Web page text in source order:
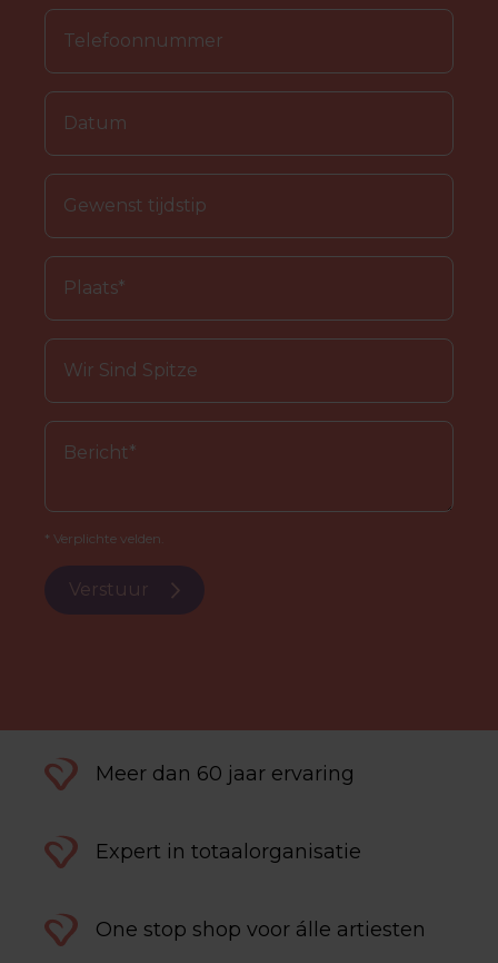
* Verplichte velden.
Verstuur
Meer dan 60 jaar ervaring
Expert in totaalorganisatie
One stop shop voor álle artiesten